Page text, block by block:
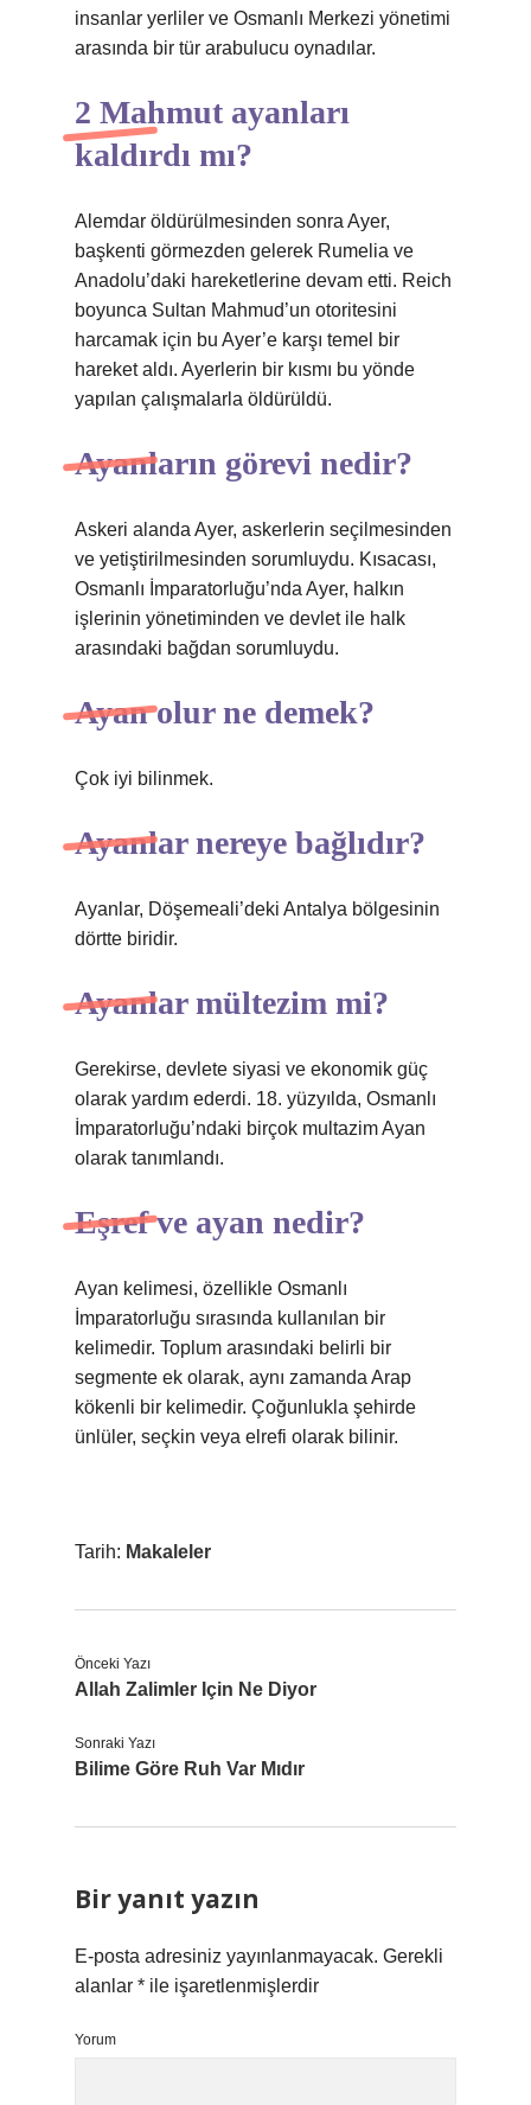
insanlar yerliler ve Osmanlı Merkezi yönetimi
arasında bir tür arabulucu oynadılar.
2 Mahmut ayanları
kaldırdı mı?
Alemdar öldürülmesinden sonra Ayer,
başkenti görmezden gelerek Rumelia ve
Anadolu’daki hareketlerine devam etti. Reich
boyunca Sultan Mahmud’un otoritesini
harcamak için bu Ayer’e karşı temel bir
hareket aldı. Ayerlerin bir kısmı bu yönde
yapılan çalışmalarla öldürüldü.
Ayanların görevi nedir?
Askeri alanda Ayer, askerlerin seçilmesinden
ve yetiştirilmesinden sorumluydu. Kısacası,
Osmanlı İmparatorluğu’nda Ayer, halkın
işlerinin yönetiminden ve devlet ile halk
arasındaki bağdan sorumluydu.
Ayan olur ne demek?
Çok iyi bilinmek.
Ayanlar nereye bağlıdır?
Ayanlar, Döşemeali’deki Antalya bölgesinin
dörtte biridir.
Ayanlar mültezim mi?
Gerekirse, devlete siyasi ve ekonomik güç
olarak yardım ederdi. 18. yüzyılda, Osmanlı
İmparatorluğu’ndaki birçok multazim Ayan
olarak tanımlandı.
Eşref ve ayan nedir?
Ayan kelimesi, özellikle Osmanlı
İmparatorluğu sırasında kullanılan bir
kelimedir. Toplum arasındaki belirli bir
segmente ek olarak, aynı zamanda Arap
kökenli bir kelimedir. Çoğunlukla şehirde
ünlüler, seçkin veya elrefi olarak bilinir.
Tarih: Makaleler
Önceki Yazı
Allah Zalimler Için Ne Diyor
Sonraki Yazı
Bilime Göre Ruh Var Mıdır
Bir yanıt yazın
E-posta adresiniz yayınlanmayacak. Gerekli
alanlar * ile işaretlenmişlerdir
Yorum